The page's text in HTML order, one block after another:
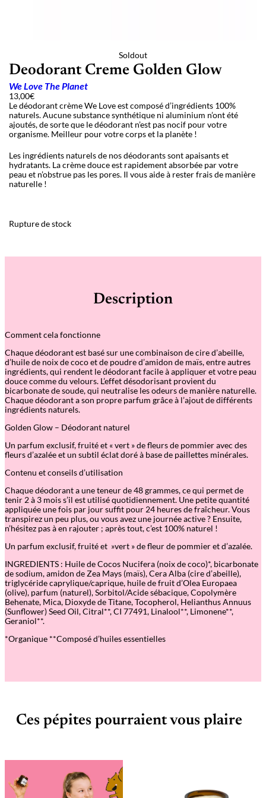
Soldout
Deodorant Creme Golden Glow
We Love The Planet
13,00€
Le déodorant crème We Love est composé d’ingrédients 100%
naturels. Aucune substance synthétique ni aluminium n’ont été
ajoutés, de sorte que le déodorant n’est pas nocif pour votre
organisme. Meilleur pour votre corps et la planète !
Les ingrédients naturels de nos déodorants sont apaisants et
hydratants. La crème douce est rapidement absorbée par votre
peau et n’obstrue pas les pores. Il vous aide à rester frais de manière
naturelle !
Rupture de stock
Description
Comment cela fonctionne
Chaque déodorant est basé sur une combinaison de cire d’abeille,
d’huile de noix de coco et de poudre d’amidon de maïs, entre autres
ingrédients, qui rendent le déodorant facile à appliquer et votre peau
douce comme du velours. L’effet désodorisant provient du
bicarbonate de soude, qui neutralise les odeurs de manière naturelle.
Chaque déodorant a son propre parfum grâce à l’ajout de différents
ingrédients naturels.
Golden Glow – Déodorant naturel
Un parfum exclusif, fruité et « vert » de fleurs de pommier avec des
fleurs d’azalée et un subtil éclat doré à base de paillettes minérales.
Contenu et conseils d’utilisation
Chaque déodorant a une teneur de 48 grammes, ce qui permet de
tenir 2 à 3 mois s’il est utilisé quotidiennement. Une petite quantité
appliquée une fois par jour suffit pour 24 heures de fraîcheur. Vous
transpirez un peu plus, ou vous avez une journée active ? Ensuite,
n’hésitez pas à en rajouter ; après tout, c’est 100% naturel !
Un parfum exclusif, fruité et »vert » de fleur de pommier et d’azalée.
INGREDIENTS : Huile de Cocos Nucifera (noix de coco)*, bicarbonate
de sodium, amidon de Zea Mays (maïs), Cera Alba (cire d’abeille),
triglycéride caprylique/caprique, huile de fruit d’Olea Europaea
(olive), parfum (naturel), Sorbitol/Acide sébacique, Copolymère
Behenate, Mica, Dioxyde de Titane, Tocopherol, Helianthus Annuus
(Sunflower) Seed Oil, Citral**, CI 77491, Linalool**, Limonene**,
Geraniol**.
*Organique **Composé d’huiles essentielles
Ces pépites pourraient vous plaire